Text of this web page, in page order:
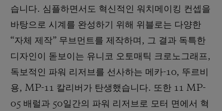
습니다. 심플하면서도 혁신적인 워치메이킹 컨셉을
바탕으로 시계를 완성하기 위해 위블로는 다양한
“자체 제작” 무브먼트를 제작하며, 그 결과 독특한
디자인이 돋보이는 유니코 오토매틱 크로노그래프,
독보적인 파워 리저브를 선사하는 메카-10, 뚜르비
용, MP-11 칼리버가 탄생했습니다. 또한 11 MP-
05 배럴과 50일간의 파워 리저브로 모터 면에서 혁